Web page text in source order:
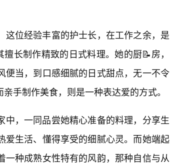
位经验丰富的护士长，在工作之余，是
长制作精致的日式料理。她的厨📝房，
当，到口感细腻的日式甜点，无一不令
手制作美食，则是一种表达爱的方式。
，一同品尝她精心准备的料理，分享生
生活、懂得享受的细腻心灵。而她端起
种成熟女性特有的风韵，那种自信与从